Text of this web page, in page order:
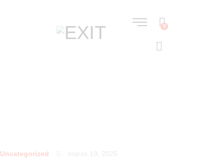
0
Uncategorized marzo 19, 2025